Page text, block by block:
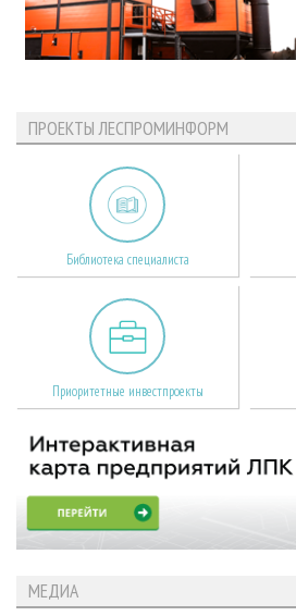
ПРОЕКТЫ ЛЕСПРОМИНФОРМ
Библиотека специалиста
Приоритетные инвестпроекты
МЕДИА